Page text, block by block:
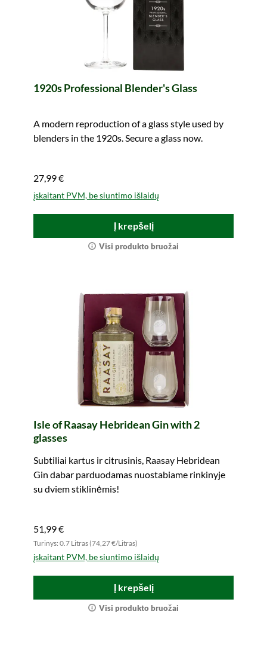
1920s Professional Blender's Glass
A modern reproduction of a glass style used by
blenders in the 1920s. Secure a glass now.
27,99 €
įskaitant PVM, be siuntimo išlaidų
Į krepšelį
Visi produkto bruožai
Isle of Raasay Hebridean Gin with 2
glasses
Subtiliai kartus ir citrusinis, Raasay Hebridean
Gin dabar parduodamas nuostabiame rinkinyje
su dviem stiklinėmis!
51,99 €
Turinys: 0.7 Litras (74,27 €/Litras)
įskaitant PVM, be siuntimo išlaidų
Į krepšelį
Visi produkto bruožai